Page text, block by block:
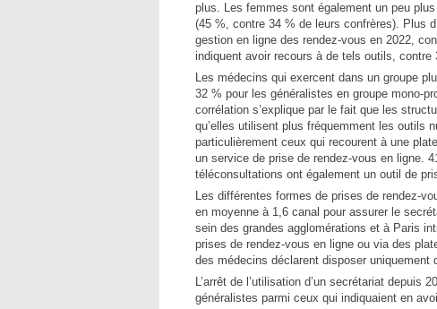
plus. Les femmes sont également un peu
(45 %, contre 34 % de leurs confrères). Plus
gestion en ligne des rendez-vous en 2022,
indiquent avoir recours à de tels outils,
Les médecins qui exercent dans un groupe
32 % pour les généralistes en groupe mono-
corrélation s’explique par le fait que les
qu’elles utilisent plus fréquemment les outils
particulièrement ceux qui recourent à une
un service de prise de rendez-vous en ligne.
téléconsultations ont également un outil de
Les différentes formes de prises de rendez-
en moyenne à 1,6 canal pour assurer le
sein des grandes agglomérations et à Paris
prises de rendez-vous en ligne ou via des
des médecins déclarent disposer uniquement
L’arrêt de l’utilisation d’un secrétariat
généralistes parmi ceux qui indiquaient en